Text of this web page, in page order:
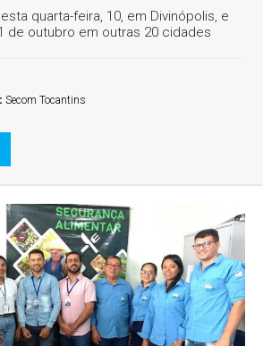
quarta-feira, 10, em Divinópolis, e
de outubro em outras 20 cidades
Secom Tocantins